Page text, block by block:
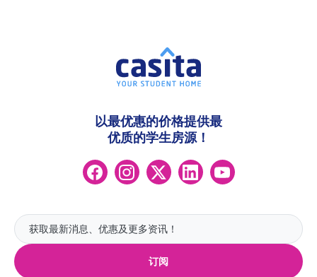
订阅
以最优惠的价格提供最
优质的学生房源！